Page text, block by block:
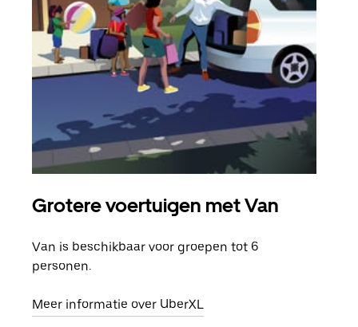
Grotere voertuigen met Van
Van is beschikbaar voor groepen tot 6
personen.
Meer informatie over UberXL